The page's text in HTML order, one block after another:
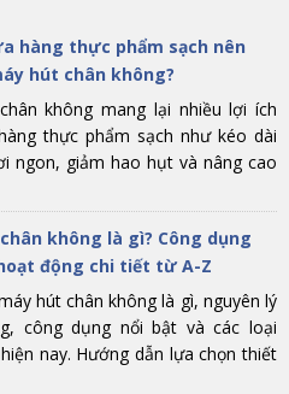
hàng thực phẩm sạch nên
hút chân không?
không mang lại nhiều lợi ích
thực phẩm sạch như kéo dài
ngon, giảm hao hụt và nâng cao
không là gì? Công dụng
động chi tiết từ A-Z
hút chân không là gì, nguyên lý
công dụng nổi bật và các loại
nay. Hướng dẫn lựa chọn thiết